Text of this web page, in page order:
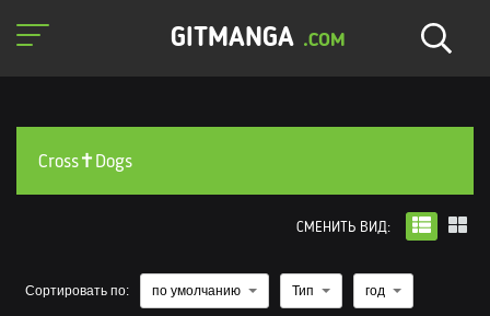
GITMANGA .COM
Сортировать по: по умолчанию Тип год
СМЕНИТЬ ВИД:
Cross✝Dogs